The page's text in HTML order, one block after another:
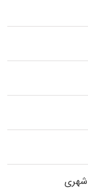
شهری